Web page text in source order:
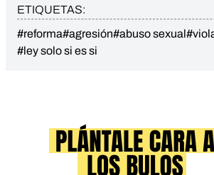
ETIQUETAS:
#reforma#agresión#abuso sexual
#ley solo si es si